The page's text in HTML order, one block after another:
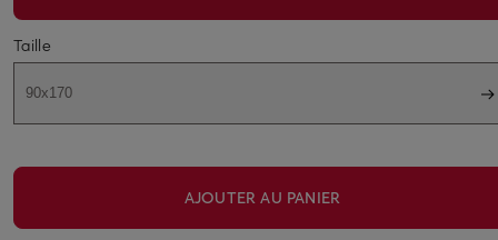
Taille
90x170
AJOUTER AU PANIER